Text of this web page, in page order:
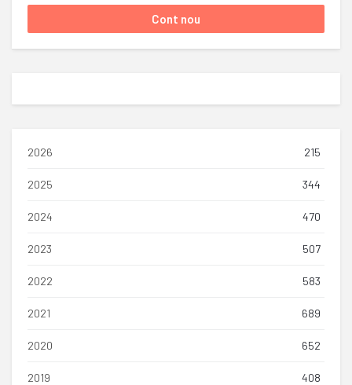
2026 215
2025 344
2024 470
2023 507
2022 583
2021 689
2020 652
2019 408